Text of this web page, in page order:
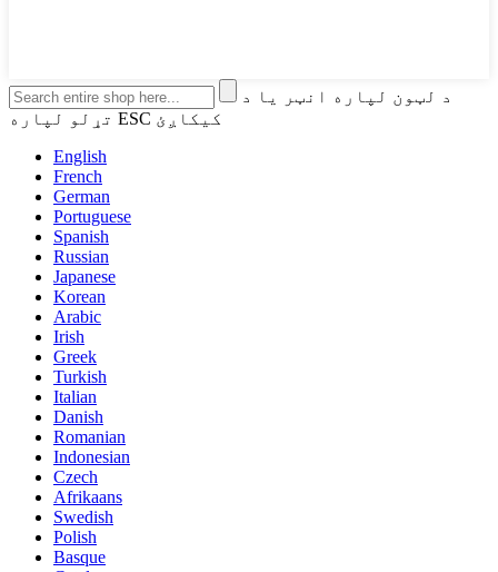
د لټون لپاره انټر یا د
تړلو لپاره ESC کیکاږئ
English
French
German
Portuguese
Spanish
Russian
Japanese
Korean
Arabic
Irish
Greek
Turkish
Italian
Danish
Romanian
Indonesian
Czech
Afrikaans
Swedish
Polish
Basque